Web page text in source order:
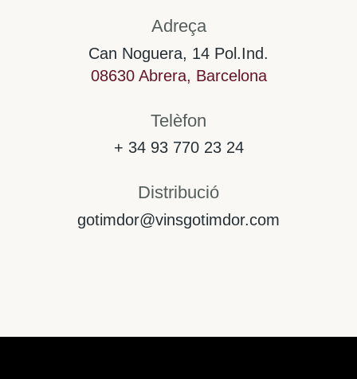
Adreça
Can Noguera, 14 Pol.Ind.
08630 Abrera, Barcelona
Telèfon
+ 34 93 770 23 24
Distribució
gotimdor@vinsgotimdor.com